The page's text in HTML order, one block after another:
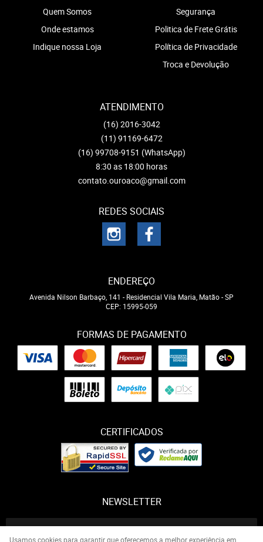
Quem Somos
Onde estamos
Indique nossa Loja
Segurança
Politica de Frete Grátis
Política de Privacidade
Troca e Devolução
ATENDIMENTO
(16) 2016-3042
(11) 91169-6472
(16) 99708-9151 (WhatsApp)
8:30 as 18:00 horas
contato.ouroaco@gmail.com
REDES SOCIAIS
ENDEREÇO
Avenida Nilson Barbaço, 141 - Residencial Vila Maria, Matão-SP
CEP: 15995-059
FORMAS DE PAGAMENTO
CERTIFICADOS
NEWSLETTER
Usamos cookies para garantir que oferecemos a melhor experiência em